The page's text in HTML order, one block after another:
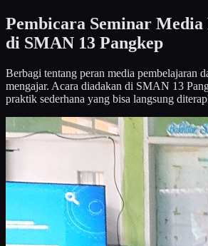
Pembicara Seminar Media
di SMAN 13 Pangkep
Berbagi tentang peran media pembelajaran
mengajar. Acara diadakan di SMAN 13
praktik sederhana yang bisa langsung